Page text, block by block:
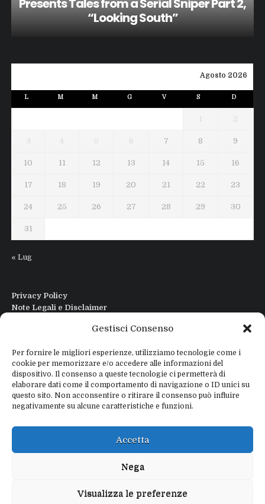
Gestisci Consenso
Per fornire le migliori esperienze, utilizziamo tecnologie come i
cookie per memorizzare e/o accedere alle informazioni del
dispositivo. Il consenso a queste tecnologie ci permetterà di
elaborare dati come il comportamento di navigazione o ID unici su
questo sito. Non acconsentire o ritirare il consenso può influire
negativamente su alcune caratteristiche e funzioni.
Accetta
Nega
Visualizza le preferenze
Presents Tales from a Serial Sniper Part 2,
“Looking South”
Agosto 2026
L M M G V S D
1 2
3 4 5 6 7 8 9
10 11 12 13 14 15 16
17 18 19 20 21 22 23
24 25 26 27 28 29 30
31
« Lug
Privacy Policy
Note Legali e Disclaimer